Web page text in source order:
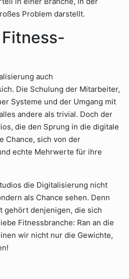
Problem darstellt.
auch
Die Schulung der Mitarbeiter,
Systeme und der Umgang mit
andere als trivial. Doch der
die den Sprung in die digitale
Chance, sich von der
echte Mehrwerte für ihre
die Digitalisierung nicht
als Chance sehen. Denn
gehört denjenigen, die sich
Fitnessbranche: Ran an die
wir nicht nur die Gewichte,